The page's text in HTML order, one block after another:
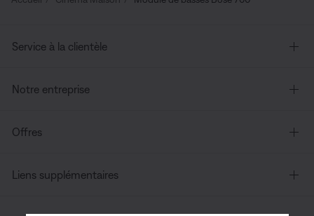
Service à la clientèle
Notre entreprise
Offres
Liens supplémentaires